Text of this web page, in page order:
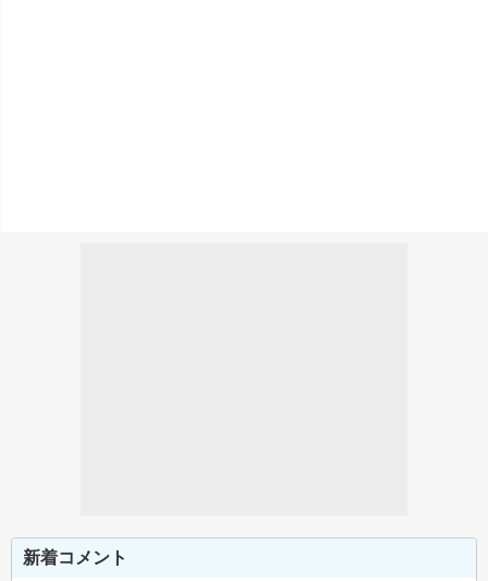
新着コメント